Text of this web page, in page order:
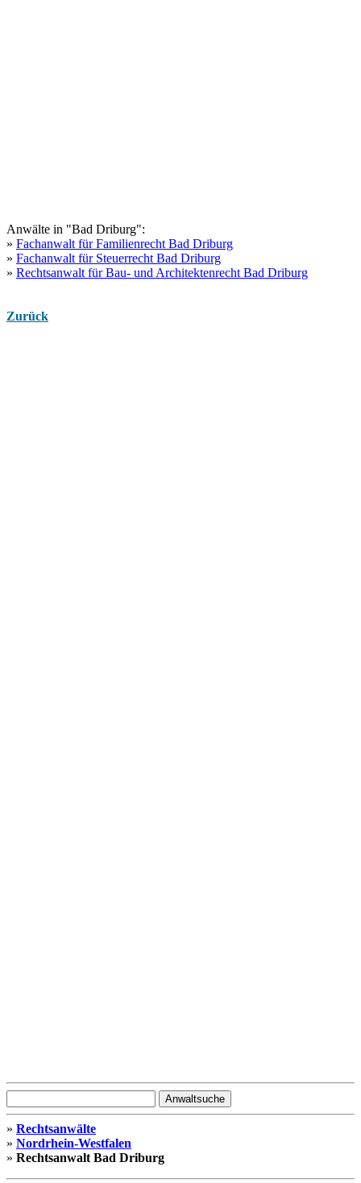
Anwälte in "Bad Driburg":
» Fachanwalt für Familienrecht Bad Driburg
» Fachanwalt für Steuerrecht Bad Driburg
» Rechtsanwalt für Bau- und Architektenrecht Bad Driburg
Zurück
» Rechtsanwälte
» Nordrhein-Westfalen
» Rechtsanwalt Bad Driburg